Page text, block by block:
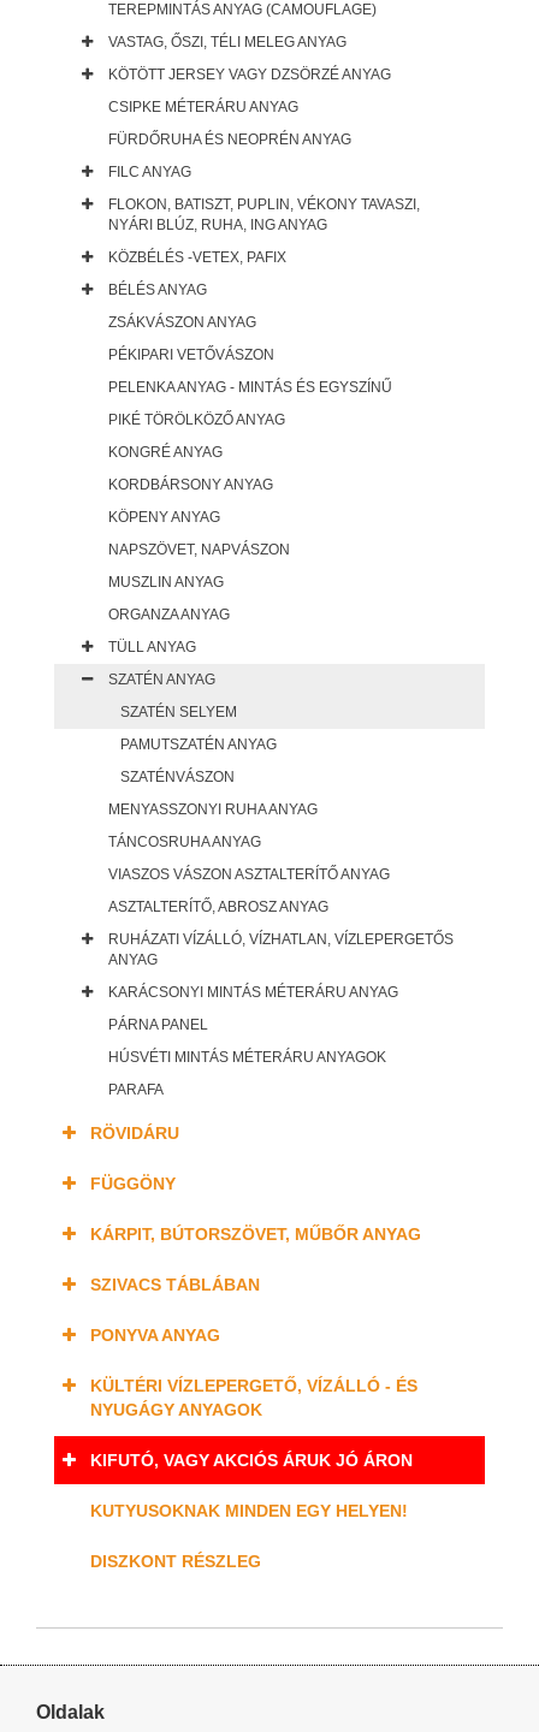
TEREPMINTÁS ANYAG (CAMOUFLAGE)
VASTAG, ŐSZI, TÉLI MELEG ANYAG
KÖTÖTT JERSEY VAGY DZSÖRZÉ ANYAG
CSIPKE MÉTERÁRU ANYAG
FÜRDŐRUHA ÉS NEOPRÉN ANYAG
FILC ANYAG
FLOKON, BATISZT, PUPLIN, VÉKONY TAVASZI,
NYÁRI BLÚZ, RUHA, ING ANYAG
KÖZBÉLÉS -VETEX, PAFIX
BÉLÉS ANYAG
ZSÁKVÁSZON ANYAG
PÉKIPARI VETŐVÁSZON
PELENKA ANYAG - MINTÁS ÉS EGYSZÍNŰ
PIKÉ TÖRÖLKÖZŐ ANYAG
KONGRÉ ANYAG
KORDBÁRSONY ANYAG
KÖPENY ANYAG
NAPSZÖVET, NAPVÁSZON
MUSZLIN ANYAG
ORGANZA ANYAG
TÜLL ANYAG
SZATÉN ANYAG
SZATÉN SELYEM
PAMUTSZATÉN ANYAG
SZATÉNVÁSZON
MENYASSZONYI RUHA ANYAG
TÁNCOSRUHA ANYAG
VIASZOS VÁSZON ASZTALTERÍTŐ ANYAG
ASZTALTERÍTŐ, ABROSZ ANYAG
RUHÁZATI VÍZÁLLÓ, VÍZHATLAN, VÍZLEPERGETŐS
ANYAG
KARÁCSONYI MINTÁS MÉTERÁRU ANYAG
PÁRNA PANEL
HÚSVÉTI MINTÁS MÉTERÁRU ANYAGOK
PARAFA
RÖVIDÁRU
FÜGGÖNY
KÁRPIT, BÚTORSZÖVET, MŰBŐR ANYAG
SZIVACS TÁBLÁBAN
PONYVA ANYAG
KÜLTÉRI VÍZLEPERGETŐ, VÍZÁLLÓ - ÉS
NYUGÁGY ANYAGOK
KIFUTÓ, VAGY AKCIÓS ÁRUK JÓ ÁRON
KUTYUSOKNAK MINDEN EGY HELYEN!
DISZKONT RÉSZLEG
Oldalak